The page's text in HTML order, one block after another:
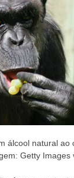
álcool natural ao
Getty Images